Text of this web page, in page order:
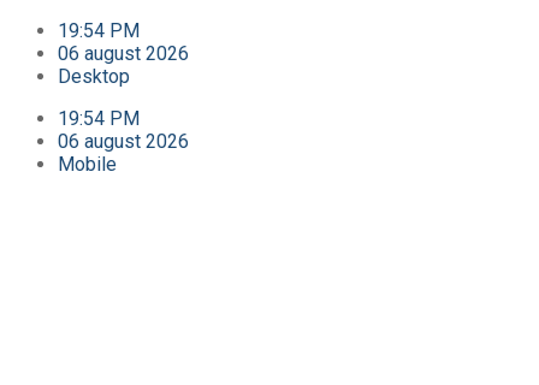
19:54 PM
06 august 2026
Desktop
19:54 PM
06 august 2026
Mobile